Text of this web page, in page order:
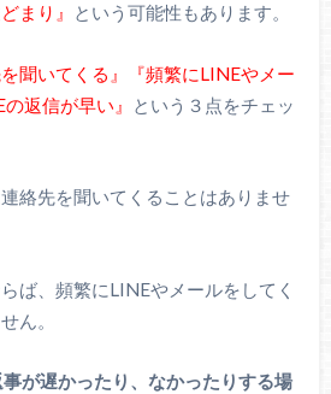
まり』 という可能性もあります。
を聞いてくる』『頻繁にLINEやメー
返信が早い』
という３点をチェッ
絡先を聞いてくることはありませ
ば、頻繁にLINEやメールをしてく
ん。
が遅かったり、なかったりする場